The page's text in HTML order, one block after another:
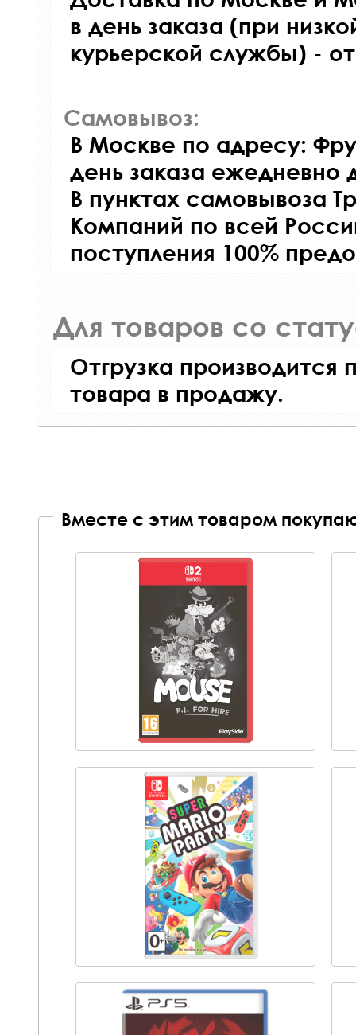
в день заказа (при
курьерской службы) -
Самовывоз:
В Москве по адресу:
день заказа ежедневно
В пунктах самовывоза
Компаний по всей
поступления 100%
Для товаров со
Отгрузка производится
товара в продажу.
Вместе с этим товаром